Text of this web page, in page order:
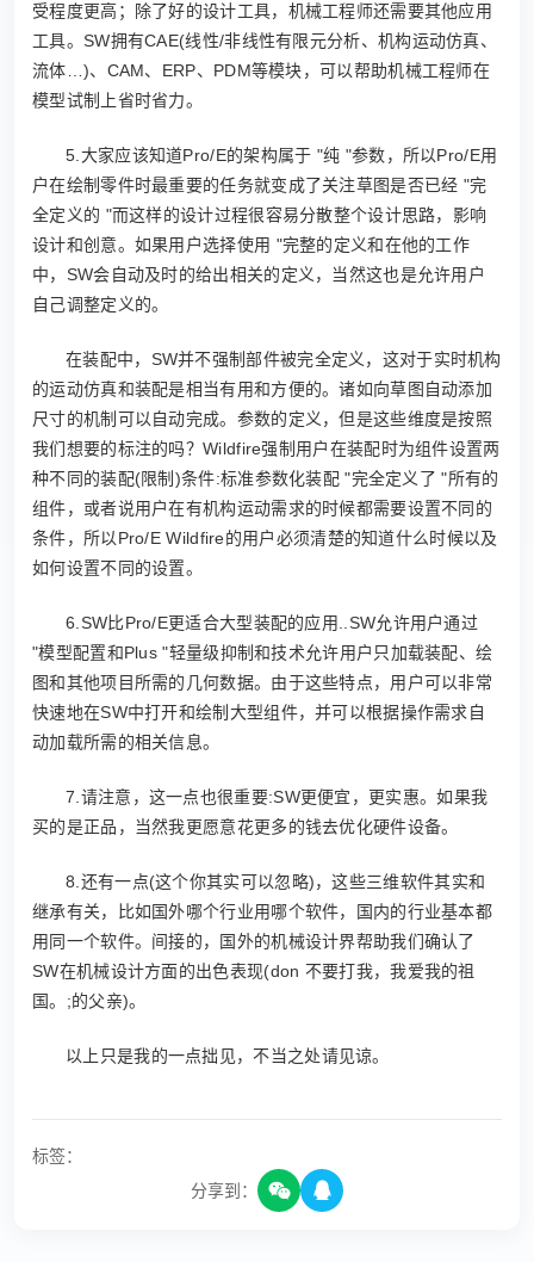
受程度更高；除了好的设计工具，机械工程师还需要其他应用
工具。SW拥有CAE(线性/非线性有限元分析、机构运动仿真、
流体…)、CAM、ERP、PDM等模块，可以帮助机械工程师在
模型试制上省时省力。
5.大家应该知道Pro/E的架构属于 "纯 "参数，所以Pro/E用
户在绘制零件时最重要的任务就变成了关注草图是否已经 "完
全定义的 "而这样的设计过程很容易分散整个设计思路，影响
设计和创意。如果用户选择使用 "完整的定义和在他的工作
中，SW会自动及时的给出相关的定义，当然这也是允许用户
自己调整定义的。
在装配中，SW并不强制部件被完全定义，这对于实时机构
的运动仿真和装配是相当有用和方便的。诸如向草图自动添加
尺寸的机制可以自动完成。参数的定义，但是这些维度是按照
我们想要的标注的吗？Wildfire强制用户在装配时为组件设置两
种不同的装配(限制)条件:标准参数化装配 "完全定义了 "所有的
组件，或者说用户在有机构运动需求的时候都需要设置不同的
条件，所以Pro/E Wildfire的用户必须清楚的知道什么时候以及
如何设置不同的设置。
6.SW比Pro/E更适合大型装配的应用..SW允许用户通过
"模型配置和Plus "轻量级抑制和技术允许用户只加载装配、绘
图和其他项目所需的几何数据。由于这些特点，用户可以非常
快速地在SW中打开和绘制大型组件，并可以根据操作需求自
动加载所需的相关信息。
7.请注意，这一点也很重要:SW更便宜，更实惠。如果我
买的是正品，当然我更愿意花更多的钱去优化硬件设备。
8.还有一点(这个你其实可以忽略)，这些三维软件其实和
继承有关，比如国外哪个行业用哪个软件，国内的行业基本都
用同一个软件。间接的，国外的机械设计界帮助我们确认了
SW在机械设计方面的出色表现(don 不要打我，我爱我的祖
国。;的父亲)。
以上只是我的一点拙见，不当之处请见谅。
标签：
分享到：